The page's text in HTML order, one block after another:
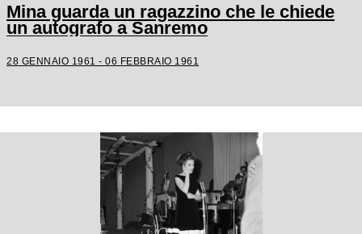
Mina guarda un ragazzino che le chiede
un autografo a Sanremo
28 GENNAIO 1961 - 06 FEBBRAIO 1961